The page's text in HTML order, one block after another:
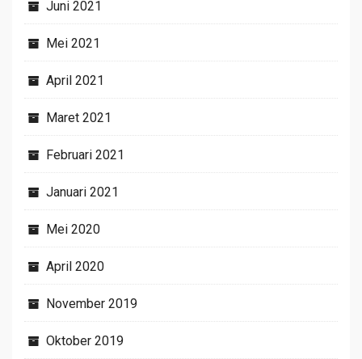
Juni 2021
Mei 2021
April 2021
Maret 2021
Februari 2021
Januari 2021
Mei 2020
April 2020
November 2019
Oktober 2019